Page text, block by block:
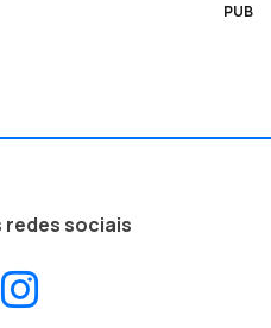
PUB
redes sociais
Facebook